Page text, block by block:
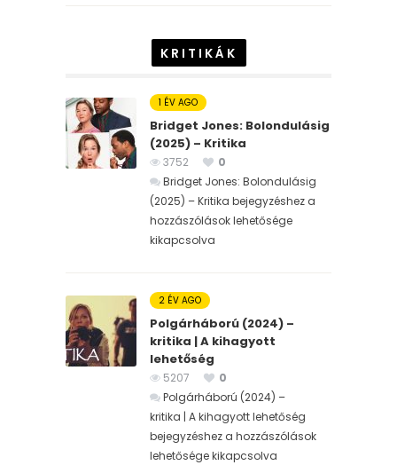
KRITIKÁK
1 ÉV AGO
Bridget Jones: Bolondulásig
(2025) – Kritika
3752
0
Bridget Jones: Bolondulásig
(2025) – Kritika bejegyzéshez a
hozzászólások lehetősége
kikapcsolva
2 ÉV AGO
Polgárháború (2024) –
kritika | A kihagyott
lehetőség
5207
0
Polgárháború (2024) –
kritika | A kihagyott lehetőség
bejegyzéshez a hozzászólások
lehetősége kikapcsolva